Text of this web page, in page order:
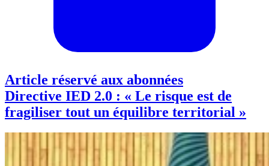
Article réservé aux abonnées
Directive IED 2.0 : « Le risque est de
fragiliser tout un équilibre territorial »